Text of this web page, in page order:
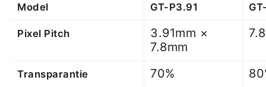
Model GT-P3.91
Pixel Pitch
3.91mm ×
7.8mm
Transparantie 70%